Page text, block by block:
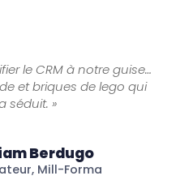
le CRM à notre guise…
et briques de lego qui
séduit. »
Berdugo
Mill-Forma